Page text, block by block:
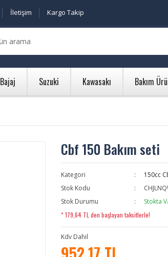
İletişim Kargo Takip
Bajaj Suzuki Kawasakı Bakım
Cbf 150 Bakım seti
Kategori
150cc
Stok Kodu
Stok Durumu
Stokta
* 179,64 TL den başlayan taksitlerle!
Kdv Dahil